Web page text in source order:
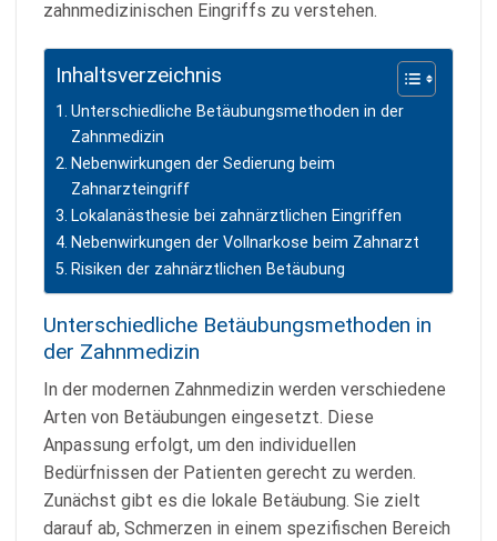
zahnmedizinischen Eingriffs zu verstehen.
Inhaltsverzeichnis
Unterschiedliche Betäubungsmethoden in der
Zahnmedizin
Nebenwirkungen der Sedierung beim
Zahnarzteingriff
Lokalanästhesie bei zahnärztlichen Eingriffen
Nebenwirkungen der Vollnarkose beim Zahnarzt
Risiken der zahnärztlichen Betäubung
Unterschiedliche Betäubungsmethoden in
der Zahnmedizin
In der modernen Zahnmedizin werden verschiedene
Arten von Betäubungen eingesetzt. Diese
Anpassung erfolgt, um den individuellen
Bedürfnissen der Patienten gerecht zu werden.
Zunächst gibt es die lokale Betäubung. Sie zielt
darauf ab, Schmerzen in einem spezifischen Bereich